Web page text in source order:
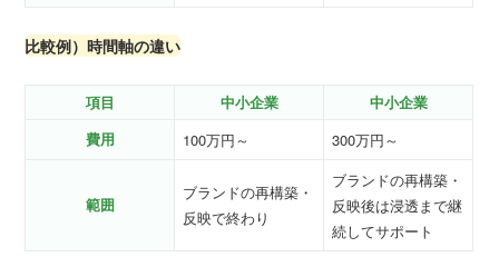
比較例）時間軸の違い
項目 中小企業
中小企業
費用
100万円～ 300万円～
範囲
ブランドの再構築・
反映で終わり
ブランドの再構築・
反映後は浸透まで継
続してサポート